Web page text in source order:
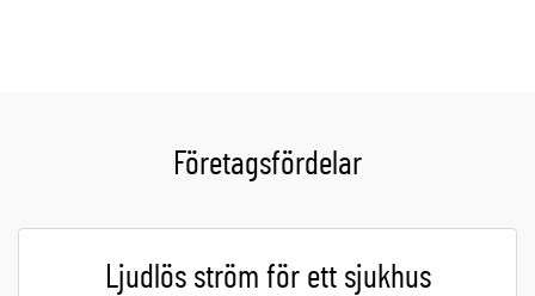
Företagsfördelar
Ljudlös ström för ett sjukhus